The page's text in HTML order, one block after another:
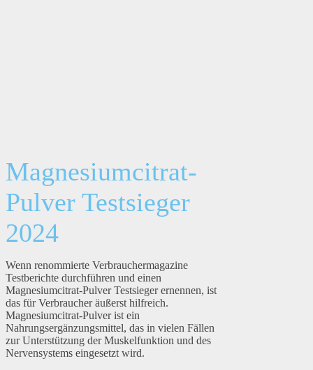
Magnesiumcitrat-
Pulver Testsieger
2024
Wenn renommierte Verbrauchermagazine
Testberichte durchführen und einen
Magnesiumcitrat-Pulver Testsieger ernennen, ist
das für Verbraucher äußerst hilfreich.
Magnesiumcitrat-Pulver ist ein
Nahrungsergänzungsmittel, das in vielen Fällen
zur Unterstützung der Muskelfunktion und des
Nervensystems eingesetzt wird.